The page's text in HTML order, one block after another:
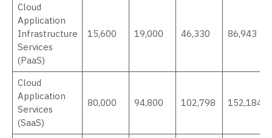
Cloud
Application
Infrastructure
Services
(PaaS)
15,600 19,000 46,330 86,943
Cloud
Application
Services
(SaaS)
80,000 94,800 102,798 152,184